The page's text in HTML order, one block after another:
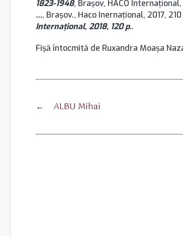
1823-1948, Brașov, HACO
…, Brașov., Haco Inernaţional, 2017, 210
Internațional, 2018, 120 p..
Fişă întocmită de Ruxandra Moaşa
← ALBU Mihai